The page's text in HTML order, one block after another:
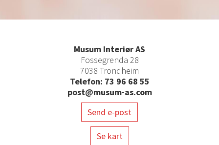
Musum Interiør AS
Fossegrenda 28
7038 Trondheim
Telefon: 73 96 68 55
post@musum-as.com
Send e-post
Se kart